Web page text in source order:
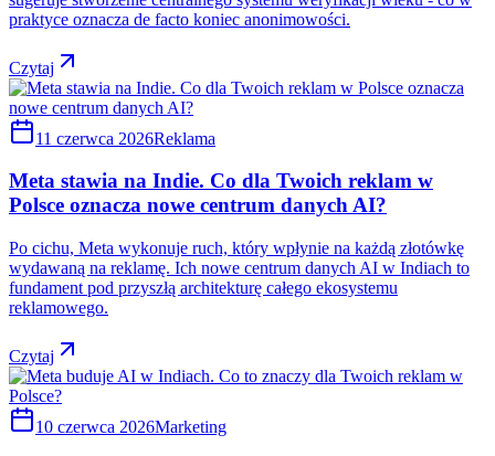
praktyce oznacza de facto koniec anonimowości.
Czytaj
11 czerwca 2026Reklama
Meta stawia na Indie. Co dla Twoich reklam w
Polsce oznacza nowe centrum danych AI?
Po cichu, Meta wykonuje ruch, który wpłynie na każdą złotówkę
wydawaną na reklamę. Ich nowe centrum danych AI w Indiach to
fundament pod przyszłą architekturę całego ekosystemu
reklamowego.
Czytaj
10 czerwca 2026Marketing